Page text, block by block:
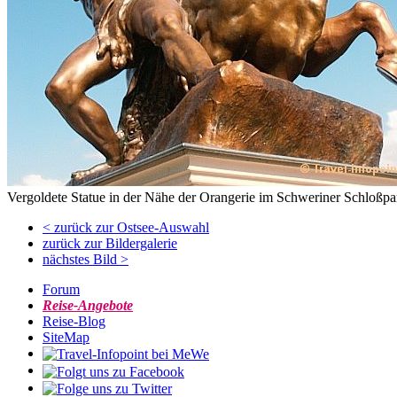
Vergoldete Statue in der Nähe der Orangerie im Schweriner
< zurück zur Ostsee-Auswahl
zurück zur Bildergalerie
nächstes Bild >
Forum
Reise-Angebote
Reise-Blog
SiteMap